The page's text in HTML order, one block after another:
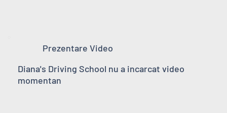
Prezentare Video
Diana's Driving School nu a incarcat video
momentan